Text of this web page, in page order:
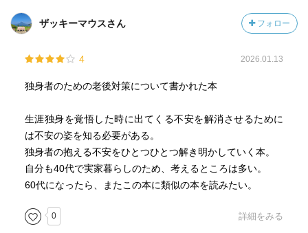
ザッキーマウスさん フォロー
4 2026.01.13
独身者のための老後対策について書かれた本
生涯独身を覚悟した時に出てくる不安を解消させるために
は不安の姿を知る必要がある。
独身者の抱える不安をひとつひとつ解き明かしていく本。
自分も40代で実家暮らしのため、考えるところは多い。
60代になったら、またこの本に類似の本を読みたい。
0 詳細をみる